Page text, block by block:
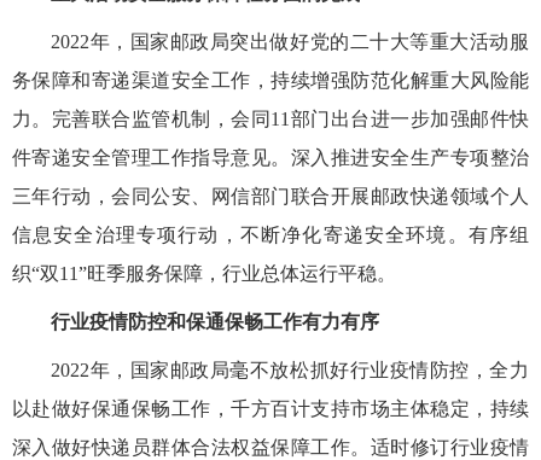
2022年，国家邮政局突出做好党的二十大等重大活动服
务保障和寄递渠道安全工作，持续增强防范化解重大风险能
力。完善联合监管机制，会同11部门出台进一步加强邮件快
件寄递安全管理工作指导意见。深入推进安全生产专项整治
三年行动，会同公安、网信部门联合开展邮政快递领域个人
信息安全治理专项行动，不断净化寄递安全环境。有序组
织“双11”旺季服务保障，行业总体运行平稳。
行业疫情防控和保通保畅工作有力有序
2022年，国家邮政局毫不放松抓好行业疫情防控，全力
以赴做好保通保畅工作，千方百计支持市场主体稳定，持续
深入做好快递员群体合法权益保障工作。适时修订行业疫情